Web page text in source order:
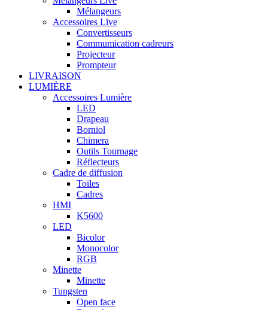
Mélangeurs
Accessoires Live
Convertisseurs
Commumication cadreurs
Projecteur
Prompteur
LIVRAISON
LUMIÈRE
Accessoires Lumière
LED
Drapeau
Borniol
Chimera
Outils Tournage
Réflecteurs
Cadre de diffusion
Toiles
Cadres
HMI
K5600
LED
Bicolor
Monocolor
RGB
Minette
Minette
Tungsten
Open face